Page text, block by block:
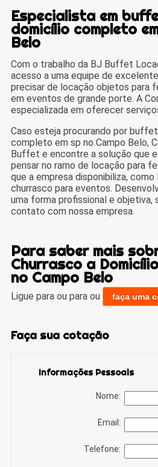
Especialista em
domicílio completo
Belo
Com o trabalho da BJ Buffet
acesso a uma equipe de
precisar de locação objetos para
em eventos de grande porte. A
especializada em oferecer
Caso esteja procurando por
completo em sp no Campo Belo,
Buffet e encontre a solução que
pensar no ramo de locação para
que a empresa disponibiliza,
churrasco para eventos.
uma forma profissional e objetiva,
contato com nossa empresa.
Para saber mais
Churrasco a
no Campo Belo
Ligue para ou para ou faça uma
Faça sua cotação
Informações Pessoais
Nome:
Email:
Telefone: